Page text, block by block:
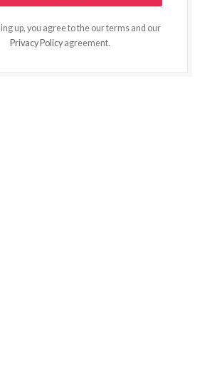
up, you agree to the our terms and our
Privacy Policyagreement.